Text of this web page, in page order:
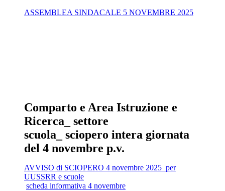
ASSEMBLEA SINDACALE 5 NOVEMBRE 2025
Comparto e Area Istruzione e
Ricerca_ settore
scuola_ sciopero intera giornata
del 4 novembre p.v.
AVVISO di SCIOPERO 4 novembre 2025_per
UUSSRR e scuole
scheda informativa 4 novembre